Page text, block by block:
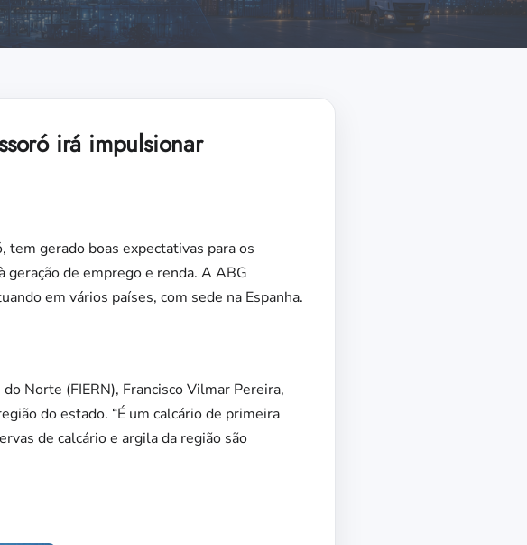
irá impulsionar
tem gerado boas expectativas para os
de emprego e renda. A ABG
em vários países, com sede na Espanha.
Norte (FIERN), Francisco Vilmar Pereira,
do estado. “É um calcário de primeira
de calcário e argila da região são